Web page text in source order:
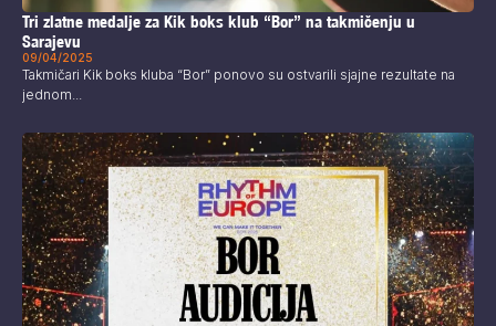
Tri zlatne medalje za Kik boks klub “Bor” na takmičenju u
Sarajevu
09/04/2025
Takmičari Kik boks kluba “Bor” ponovo su ostvarili sjajne rezultate na
jednom...